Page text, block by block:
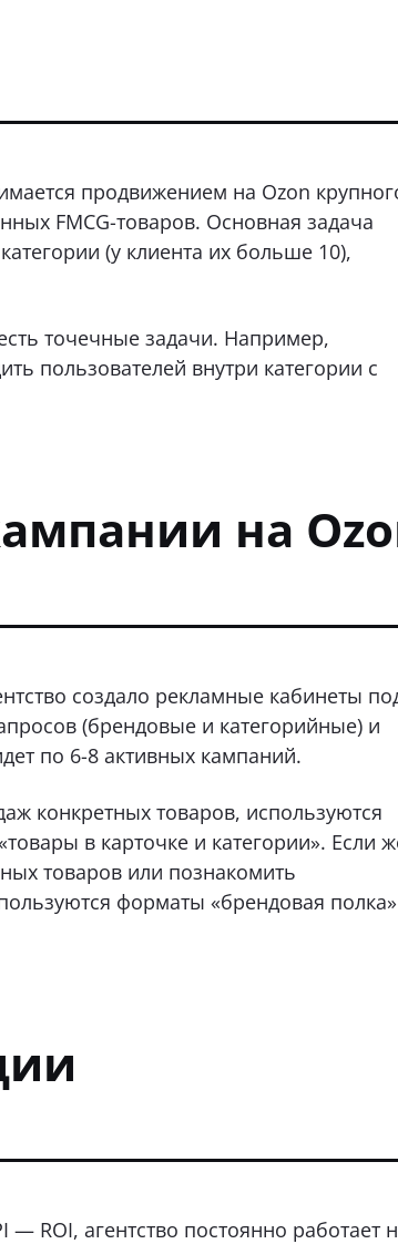
продвижением на Ozon
FMCG-товаров. Основная задача
(у клиента их больше 10),
точечные задачи. Например,
пользователей внутри категории с
на
создало рекламные кабинеты
(брендовые и категорийные) и
по 6-8 активных кампаний.
конкретных товаров, используются
в карточке и категории». Если
товаров или познакомить
форматы «брендовая
— ROI, агентство постоянно работает